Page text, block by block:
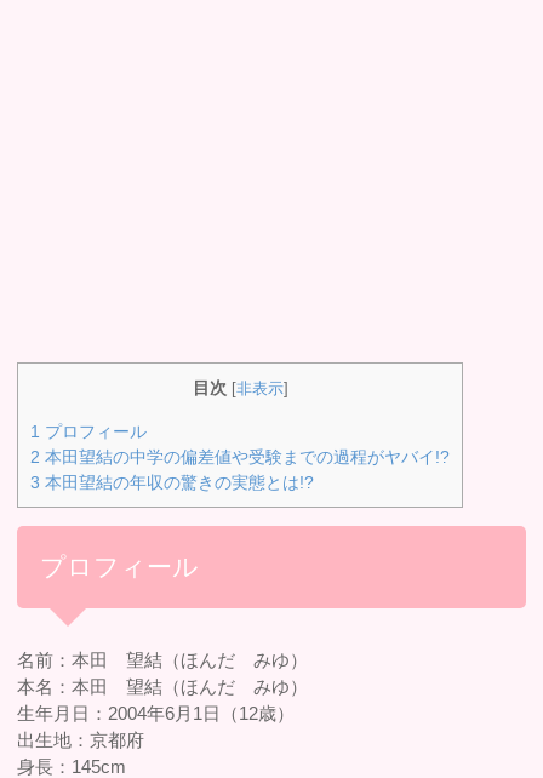
目次 [非表示]
1 プロフィール
2 本田望結の中学の偏差値や受験までの過程がヤバイ!?
3 本田望結の年収の驚きの実態とは!?
プロフィール
名前：本田 望結（ほんだ みゆ）
本名：本田 望結（ほんだ みゆ）
生年月日：2004年6月1日（12歳）
出生地：京都府
身長：145cm